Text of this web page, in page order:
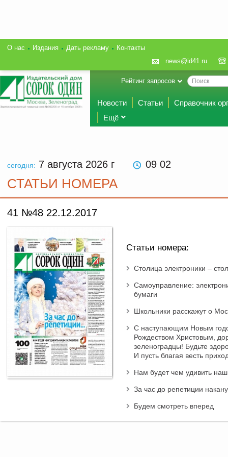
О нас Издания Дать рекламу
Контакты
news@id41.ru
Рейтинг запросов
Новости Статьи
Справочник
Ещё
сегодня: 7 августа 2026 г 09 02
СТАТЬИ НОМЕРА
41 №48 22.12.2017
Статьи номера:
Столица электроники –
Самоуправление:
бумаги
Школьники расскажут о
С наступающим Новым
Рождеством Христовым,
зеленоградцы! Будьте
И пусть благая весть
Нам будет чем удивить
За час до репетиции
Будем смотреть вперед